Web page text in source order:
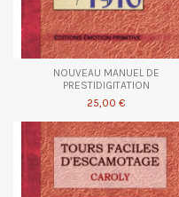
NOUVEAU MANUEL DE
PRESTIDIGITATION
25,00 €